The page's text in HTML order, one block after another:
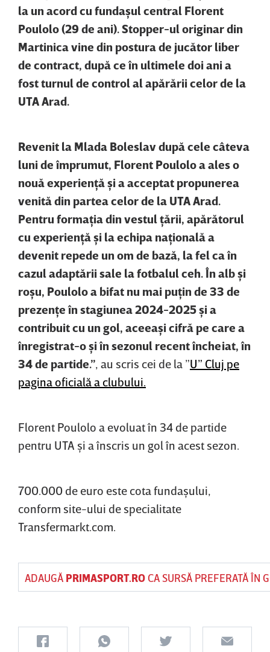
la un acord cu fundaşul central Florent
Poulolo (29 de ani). Stopper-ul originar din
Martinica vine din postura de jucător liber
de contract, după ce în ultimele doi ani a
fost turnul de control al apărării celor de la
UTA Arad.
Revenit la Mlada Boleslav după cele câteva
luni de împrumut, Florent Poulolo a ales o
nouă experienţă şi a acceptat propunerea
venită din partea celor de la UTA Arad.
Pentru formaţia din vestul ţării, apărătorul
cu experienţă şi la echipa naţională a
devenit repede un om de bază, la fel ca în
cazul adaptării sale la fotbalul ceh. În alb şi
roşu, Poulolo a bifat nu mai puţin de 33 de
prezenţe în stagiunea 2024-2025 şi a
contribuit cu un gol, aceeaşi cifră pe care a
înregistrat-o şi în sezonul recent încheiat, în
34 de partide.” , au scris cei de la ”U” Cluj pe
pagina oficială a clubului.
Florent Poulolo a evoluat în 34 de partide
pentru UTA şi a înscris un gol în acest sezon.
700.000 de euro este cota fundaşului,
conform site-ului de specialitate
Transfermarkt.com.
ADAUGĂ PRIMASPORT.ROCA SURSĂ PREFERATĂ ÎN